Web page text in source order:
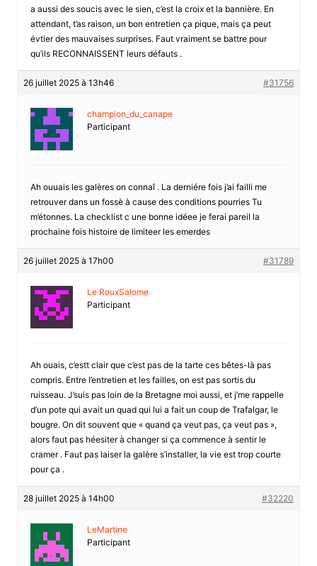
a aussi des soucis avec le sien, c’est la croix et la bannière. En
attendant, t’as raison, un bon entretien ça pique, mais ça peut
évtier des mauvaises surprises. Faut vraiment se battre pour
qu’ils RECONNAISSENT leurs défauts .
26 juillet 2025 à 13h46 #31756
champion_du_canape
Participant
Ah ouuais les galères on connaî . La derniére fois j’ai failli me
retrouver dans un fossè à cause des conditions pourries Tu
m’étonnes. La checklist c une bonne idéee je ferai pareil la
prochaine fois histoire de limiteer les emerdes
26 juillet 2025 à 17h00 #31789
Le RouxSalome
Participant
Ah ouais, c’estt clair que c’est pas de la tarte ces bêtes-là pas
compris. Entre l’entretien et les failles, on est pas sortis du
ruisseau. J’suis pas loin de la Bretagne moi aussi, et j’me rappelle
d’un pote qui avait un quad qui lui a fait un coup de Trafalgar, le
bougre. On dit souvent que « quand ça veut pas, ça veut pas »,
alors faut pas héesiter à changer si ça commence à sentir le
cramer . Faut pas laiser la galère s’installer, la vie est trop courte
pour ça .
28 juillet 2025 à 14h00 #32220
LeMartine
Participant